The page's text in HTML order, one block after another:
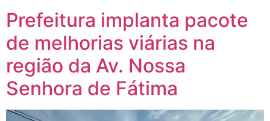
Prefeitura implanta pacote
de melhorias viárias na
região da Av. Nossa
Senhora de Fátima